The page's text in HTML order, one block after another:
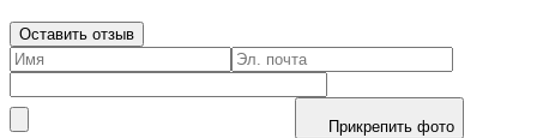
Оставить отзыв
Прикрепить фото